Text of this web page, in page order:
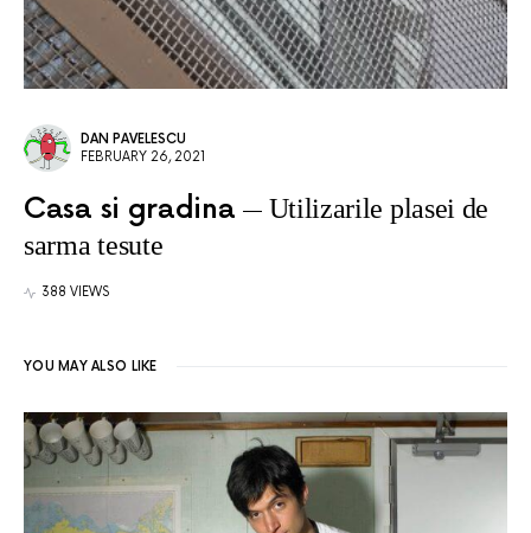
DAN PAVELESCU
FEBRUARY 26, 2021
Casa si gradina
Utilizarile plasei de
sarma tesute
388 VIEWS
YOU MAY ALSO LIKE